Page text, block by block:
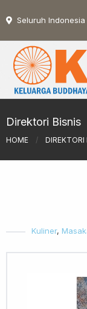
Seluruh Indonesia
Direktori Bisnis
HOME / DIREKTORI
Kuliner,